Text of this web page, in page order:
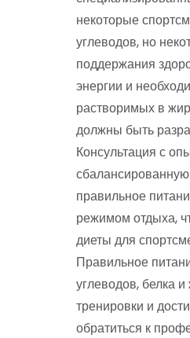
некоторые
углеводов, но
поддержания
энергии и
растворимых в
должны быть
Консультация с
правильное
режимом отдыха,
диеты для
Правильное
углеводов, белка
тренировки и
обратиться к